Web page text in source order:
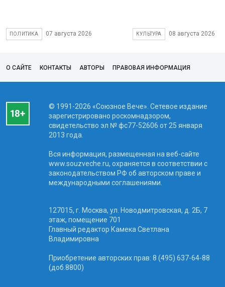
ПОЛИТИКА 07 августа 2026 КУЛЬТУРА 08 августа 2026
О САЙТЕ КОНТАКТЫ АВТОРЫ ПРАВОВАЯ ИНФОРМАЦИЯ
© 1991-2026 «Союзное Вече». Сетевое издание
зарегистрировано роскомнадзором,
свидетельство эл № фc77-52606 от 25 января
2013 года.
Вся информация, размещенная на веб-сайте
www.souzveche.ru, охраняется в соответствии с
законодательством РФ об авторском праве и
международными соглашениями.
127015, г. Москва, ул. Новодмитровская, д. 2Б, 7
этаж, помещение 701
Главный редактор Камека Светлана
Владимировна
Приобретение авторских прав: 8 (495) 637-64-88
(доб.8800)